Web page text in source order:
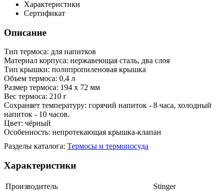
Характеристики
Сертификат
Описание
Тип термоса: для напитков
Материал корпуса: нержавеющая сталь, два слоя
Тип крышки: полипропиленовая крышка
Объем термоса: 0,4 л
Размер термоса: 194 х 72 мм
Вес термоса: 210 г
Сохраняет температуру: горячий напиток - 8 часа, холодный
напиток - 10 часов.
Цвет: чёрный
Особенность: непротекающая крышка-клапан
Разделы каталога: Термосы и термопосуда
Характеристики
Производитель Stinger